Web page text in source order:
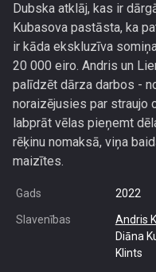
Dubska atklāj, kas ir
Kubasova pastāsta, ka
ir kāda ekskluzīva
20 000 eiro. Andris un
palīdzēt dārza darbos -
noraizējusies par straujo
labprāt vēlas pieņemt
rēķinu nomaksā, viņa
maizītes.
Gads 2022
Slavenības Andris
Diāna
Klints